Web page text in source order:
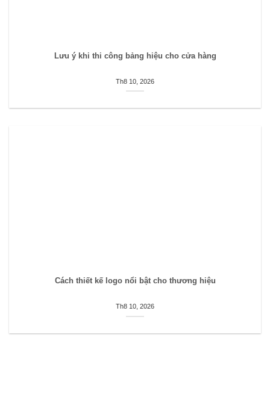
Lưu ý khi thi công bảng hiệu cho cửa hàng
Th8 10, 2026
Cách thiết kế logo nổi bật cho thương hiệu
Th8 10, 2026